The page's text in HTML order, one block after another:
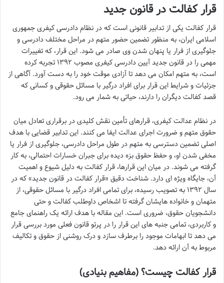
قرار کفالت در قانون جدید
قرار کفالت یکی از تدابیر قانونی است که در نظام دادرسی کیفری جمهوری
اسلامی ایران، به منظور تضمین حضور متهم در مراحل مختلف دادرسی و
جلوگیری از فرار یا پنهان شدن وی صادر می شود. این قرار، که تغییرات
مهمی را در قانون جدید آیین دادرسی کیفری مصوب ۱۳۹۲ تجربه کرده
است، به متهم امکان می دهد تا آزادی موقت خود را به دست آورد. آگاهی از
جزئیات و شرایط این قرار برای افراد درگیر با مسائل حقوقی و کسانی که
قصد کفالت دیگران را دارند، حیاتی به شمار می رود.
در نظام عدالت کیفری، قرارهای تأمین نقش کلیدی در برقراری تعادل میان
حقوق متهم و ضرورت اجرای عدالت ایفا می کنند. این تدابیر قضایی با هدف
اصلی تضمین دسترسی به متهم در طول مراحل دادرسی، جلوگیری از فرار یا
مخفی شدن او، و حفظ حقوق بزه دیده برای جبران خسارات احتمالی، به کار
گرفته می شوند. در میان این قرارها، قرار کفالت به دلیل شیوع و اهمیت
آن، جایگاه ویژه ای دارد. شناخت دقیق «قرار کفالت در قانون جدید» که در
سال ۱۳۹۲ به تصویب رسیده، برای تمامی افراد درگیر با مسائل حقوقی، از
متهمان و خانواده هایشان گرفته تا اشخاص داوطلب کفالت و حتی
دانشجویان حقوق، ضروری است. این مقاله با هدف ارائه یک راهنمای جامع
و کاربردی، تمامی جنبه های این قرار را در پرتو قانون فعلی مورد بررسی قرار
می دهد تا ابهامات موجود را برطرف سازد و درک روشنی از حقوق و تکالیف
مربوط به آن ارائه دهد.
قرار کفالت چیست؟ (مفاهیم بنیادی)